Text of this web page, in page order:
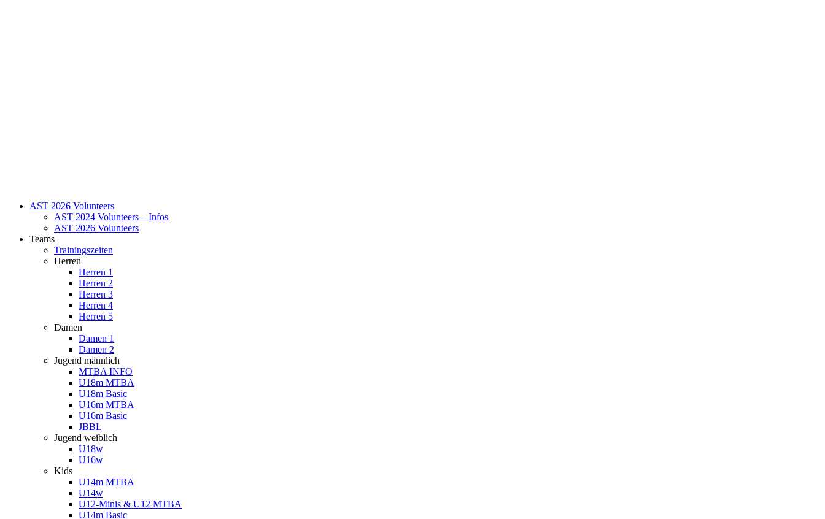
AST 2026 Volunteers
AST 2024 Volunteers – Infos
AST 2026 Volunteers
Teams
Trainingszeiten
Herren
Herren 1
Herren 2
Herren 3
Herren 4
Herren 5
Damen
Damen 1
Damen 2
Jugend männlich
MTBA INFO
U18m MTBA
U18m Basic
U16m MTBA
U16m Basic
JBBL
Jugend weiblich
U18w
U16w
Kids
U14m MTBA
U14w
U12-Minis & U12 MTBA
U14m Basic